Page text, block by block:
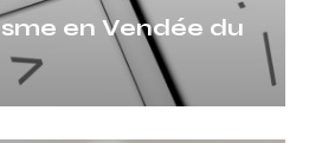
en Vendée du